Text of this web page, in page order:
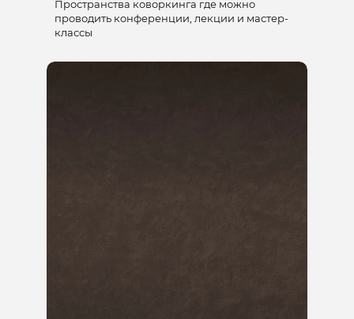
Пространства коворкинга где можно
проводить конференции, лекции и мастер-
классы